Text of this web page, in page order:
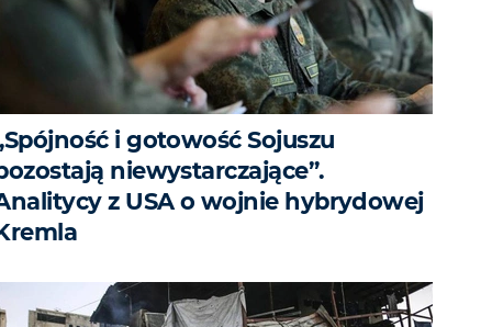
i gotowość Sojuszu
niewystarczające”.
z USA o wojnie hybrydowej